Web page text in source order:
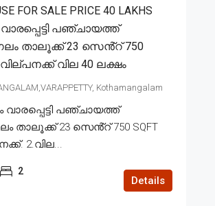
FOR SALE PRICE 40 LAKHS
പഞ്ചായത്ത്
താലൂക്ക് 23 സെൻ്റ് 750
വില്പനക്ക് വില 40 ലക്ഷം
Kothamangalam
വാരപ്പെട്ടി പഞ്ചായത്ത്
താലൂക്ക് 23 സെൻ്റ് 750 SQFT
2.വില...
2
Details